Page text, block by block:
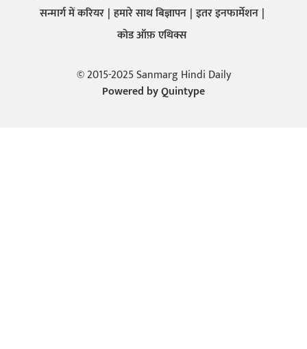
सन्मार्ग में करियर हमारे साथ बिज्ञापन इतर इनफार्मेशन
कोड ऑफ़ एथिक्स
© 2015-2025 Sanmarg Hindi Daily
Powered byQuintype